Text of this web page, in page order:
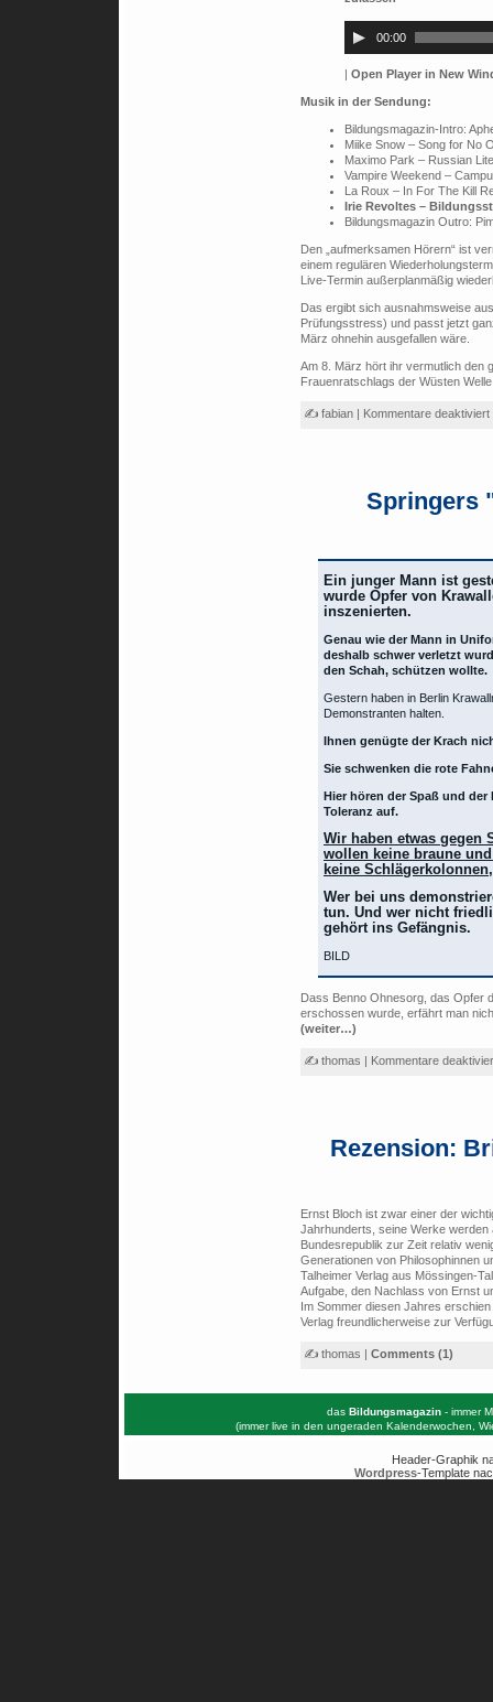
00:00
| Open Player in New
Musik in der Sendung:
Bildungsmagazin-Intro:
Miike Snow – Song for No
Maximo Park – Russian
Vampire Weekend –
La Roux – In For The Kill
Irie Revoltes –
Bildungsmagazin Outro:
Den „aufmerksamen Hörern“ ist
einem regulären
Live-Termin außerplanmäßig
Das ergibt sich ausnahmsweise
Prüfungsstress) und passt jetzt
März ohnehin ausgefallen wäre.
Am 8. März hört ihr vermutlich den
Frauenratschlags der Wüsten
✍ fabian | Kommentare deaktiviert
Springers
Ein junger Mann ist
wurde Opfer von
inszenierten.
Genau wie der Mann in
deshalb schwer verletzt
den Schah, schützen wollte.
Gestern haben in Berlin
Demonstranten halten.
Ihnen genügte der Krach
Sie schwenken die rote
Hier hören der Spaß und
Toleranz auf.
Wir haben etwas gegen
wollen keine braune
keine
Wer bei uns
tun. Und wer nicht
gehört ins Gefängnis.
BILD
Dass Benno Ohnesorg, das Opfer
erschossen wurde, erfährt man
(weiter…)
✍ thomas | Kommentare
Rezension:
Ernst Bloch ist zwar einer der
Jahrhunderts, seine Werke werden
Bundesrepublik zur Zeit relativ
Generationen von Philosophinnen
Talheimer Verlag aus Mössingen-
Aufgabe, den Nachlass von Ernst
Im Sommer diesen Jahres
Verlag freundlicherweise zur
✍ thomas | Comments (1)
das Bildungsmagazin - immer
(immer live in den ungeraden Kalenderwochen,
Header-Graphik
Wordpress-Template